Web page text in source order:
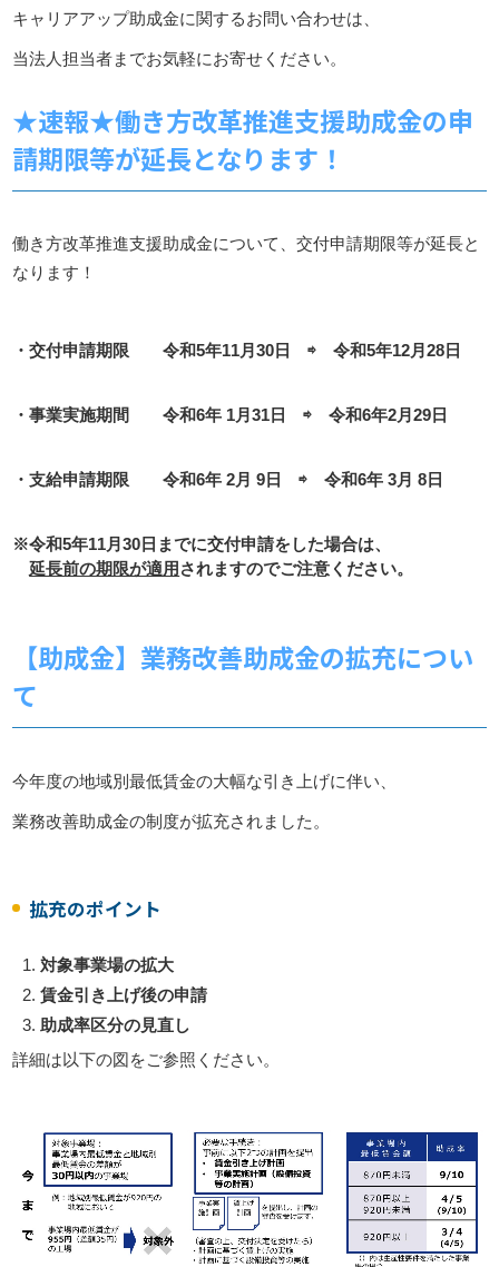
キャリアアップ助成金に関するお問い合わせは、
当法人担当者までお気軽にお寄せください。
★速報★働き方改革推進支援助成金の申
請期限等が延長となります！
働き方改革推進支援助成金について、交付申請期限等が延長と
なります！
・交付申請期限 令和5年11月30日 ⇨ 令和5年12月28日
・事業実施期間 令和6年 1月31日 ⇨ 令和6年2月29日
・支給申請期限 令和6年 2月 9日 ⇨ 令和6年 3月 8日
※令和5年11月30日までに交付申請をした場合は、
延長前の期限が適用 されますのでご注意ください。
【助成金】業務改善助成金の拡充につい
て
今年度の地域別最低賃金の大幅な引き上げに伴い、
業務改善助成金の制度が拡充されました。
拡充のポイント
対象事業場の拡大
賃金引き上げ後の申請
助成率区分の見直し
詳細は以下の図をご参照ください。